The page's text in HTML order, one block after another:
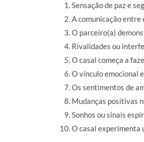
Sensação de paz e
A comunicação entre
O parceiro(a)
Rivalidades ou
O casal começa a
O vínculo emocional
Os sentimentos de
Mudanças positivas
Sonhos ou sinais
O casal experimenta